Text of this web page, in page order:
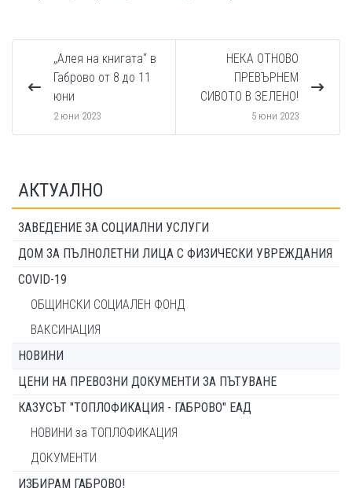
„Алея на книгата“ в
Габрово от 8 до 11
юни
2 юни 2023
НЕКА ОТНОВО
ПРЕВЪРНЕМ
СИВОТО В ЗЕЛЕНО!
5 юни 2023
АКТУАЛНО
ЗАВЕДЕНИЕ ЗА СОЦИАЛНИ УСЛУГИ
ДОМ ЗА ПЪЛНОЛЕТНИ ЛИЦА С ФИЗИЧЕСКИ УВРЕЖДАНИЯ
COVID-19
ОБЩИНСКИ СОЦИАЛЕН ФОНД
ВАКСИНАЦИЯ
НОВИНИ
ЦЕНИ НА ПРЕВОЗНИ ДОКУМЕНТИ ЗА ПЪТУВАНЕ
КАЗУСЪТ "ТОПЛОФИКАЦИЯ - ГАБРОВО" ЕАД
НОВИНИ за ТОПЛОФИКАЦИЯ
ДОКУМЕНТИ
ИЗБИРАМ ГАБРОВО!